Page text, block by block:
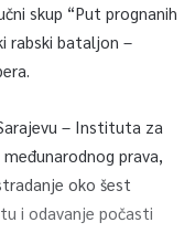
skup “Put prognanih
rabski bataljon –
– Instituta za
prava,
oko šest
i odavanje počasti